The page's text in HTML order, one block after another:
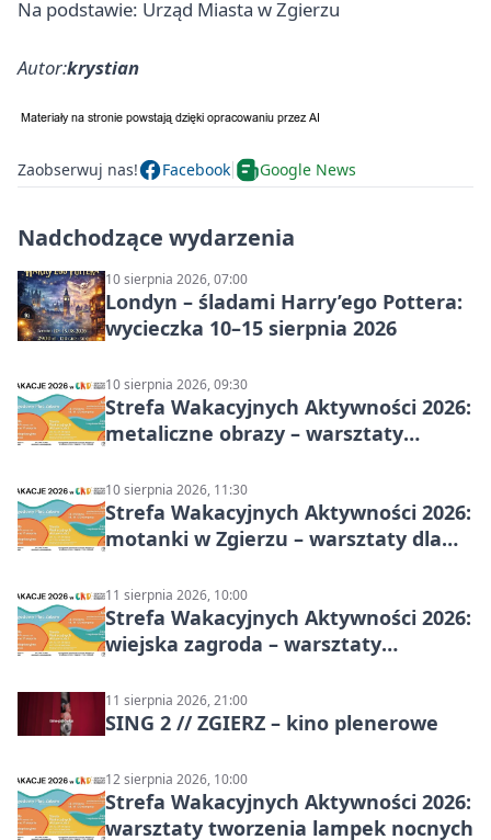
Na podstawie: Urząd Miasta w Zgierzu
Autor:krystian
Zaobserwuj nas! Facebook Google News
Nadchodzące wydarzenia
10 sierpnia 2026, 07:00
Londyn – śladami Harry’ego Pottera:
wycieczka 10–15 sierpnia 2026
10 sierpnia 2026, 09:30
Strefa Wakacyjnych Aktywności 2026:
metaliczne obrazy – warsztaty
10 sierpnia 2026, 11:30
Strefa Wakacyjnych Aktywności 2026:
motanki w Zgierzu – warsztaty dla
11 sierpnia 2026, 10:00
Strefa Wakacyjnych Aktywności 2026:
wiejska zagroda – warsztaty
11 sierpnia 2026, 21:00
SING 2 // ZGIERZ – kino plenerowe
12 sierpnia 2026, 10:00
Strefa Wakacyjnych Aktywności 2026:
warsztaty tworzenia lampek nocnych